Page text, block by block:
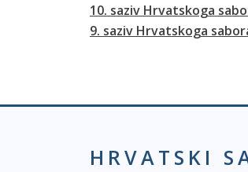
10. saziv Hrvatskoga
9. saziv Hrvatskoga
HRVATSKI